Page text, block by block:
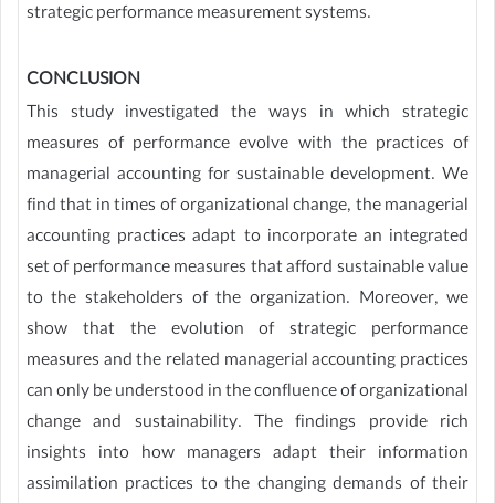
strategic performance measurement systems.
CONCLUSION
This study investigated the ways in which strategic
measures of performance evolve with the practices of
managerial accounting for sustainable development. We
find that in times of organizational change, the managerial
accounting practices adapt to incorporate an integrated
set of performance measures that afford sustainable value
to the stakeholders of the organization. Moreover, we
show that the evolution of strategic performance
measures and the related managerial accounting practices
can only be understood in the confluence of organizational
change and sustainability. The findings provide rich
insights into how managers adapt their information
assimilation practices to the changing demands of their